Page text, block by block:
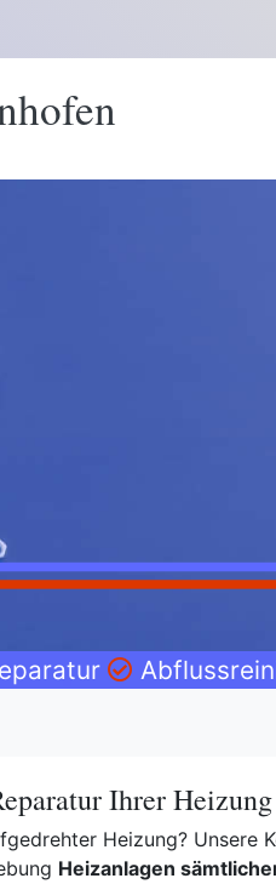
Ihrer
Heizung? Unsere
Heizanlagen